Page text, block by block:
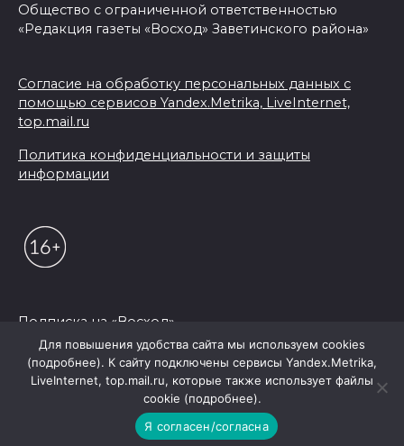
Общество с ограниченной ответственностью
«Редакция газеты «Восход» Заветинского района»
Согласие на обработку персональных данных с
помощью сервисов Yandex.Metrika, LiveInternet,
top.mail.ru
Политика конфиденциальности и защиты
информации
Подписка на «Восход»
© 2026 Редакция "Восход"
Для повышения удобства сайта мы используем cookies
(подробнее). К сайту подключены сервисы Yandex.Metrika,
LiveInternet, top.mail.ru, которые также использует файлы
cookie (подробнее).
Я согласен/согласна